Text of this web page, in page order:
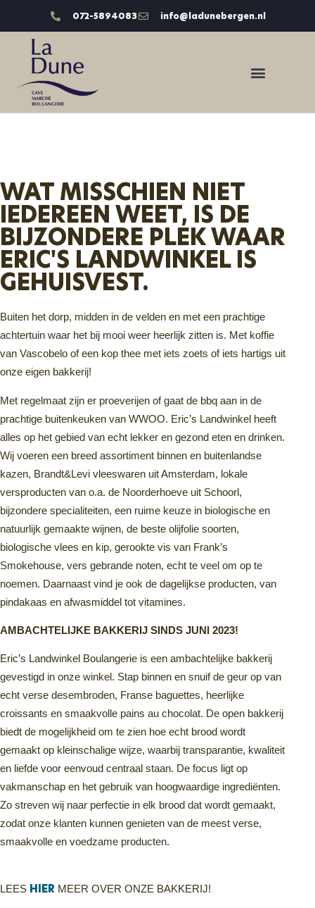
072-5894083 info@ladunebergen.nl
WAT MISSCHIEN NIET
IEDEREEN WEET, IS DE
BIJZONDERE PLEK WAAR
ERIC'S LANDWINKEL IS
GEHUISVEST.
Buiten het dorp, midden in de velden en met een prachtige
achtertuin waar het bij mooi weer heerlijk zitten is. Met koffie
van Vascobelo of een kop thee met iets zoets of iets hartigs uit
onze eigen bakkerij!
Met regelmaat zijn er proeverijen of gaat de bbq aan in de
prachtige buitenkeuken van WWOO. Eric’s Landwinkel heeft
alles op het gebied van echt lekker en gezond eten en drinken.
Wij voeren een breed assortiment binnen en buitenlandse
kazen, Brandt&Levi vleeswaren uit Amsterdam, lokale
versproducten van o.a. de Noorderhoeve uit Schoorl,
bijzondere specialiteiten, een ruime keuze in biologische en
natuurlijk gemaakte wijnen, de beste olijfolie soorten,
biologische vlees en kip, gerookte vis van Frank’s
Smokehouse, vers gebrande noten, echt te veel om op te
noemen. Daarnaast vind je ook de dagelijkse producten, van
pindakaas en afwasmiddel tot vitamines.
AMBACHTELIJKE BAKKERIJ SINDS JUNI 2023!
Eric’s Landwinkel Boulangerie is een ambachtelijke bakkerij
gevestigd in onze winkel. Stap binnen en snuif de geur op van
echt verse desembroden, Franse baguettes, heerlijke
croissants en smaakvolle pains au chocolat. De open bakkerij
biedt de mogelijkheid om te zien hoe echt brood wordt
gemaakt op kleinschalige wijze, waarbij transparantie, kwaliteit
en liefde voor eenvoud centraal staan. De focus ligt op
vakmanschap en het gebruik van hoogwaardige ingrediënten.
Zo streven wij naar perfectie in elk brood dat wordt gemaakt,
zodat onze klanten kunnen genieten van de meest verse,
smaakvolle en voedzame producten.
LEES HIER MEER OVER ONZE BAKKERIJ!